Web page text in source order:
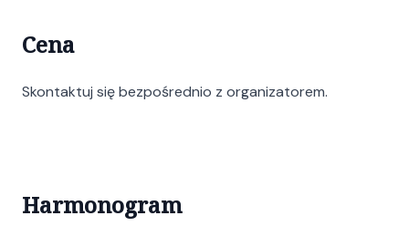
Cena
Skontaktuj się bezpośrednio z organizatorem.
Harmonogram